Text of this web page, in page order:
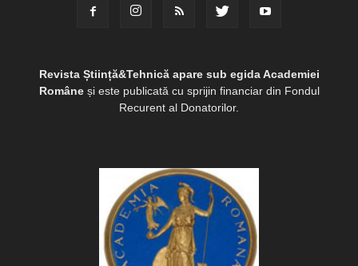
Revista Știință&Tehnică apare sub egida Academiei
Româneși este publicată cu sprijin financiar din Fondul
Recurent al Donatorilor.